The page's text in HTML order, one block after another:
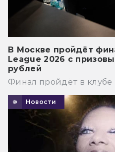
В Москве пройдёт
League 2026 с
рублей
Финал пройдёт в клубе
Новости